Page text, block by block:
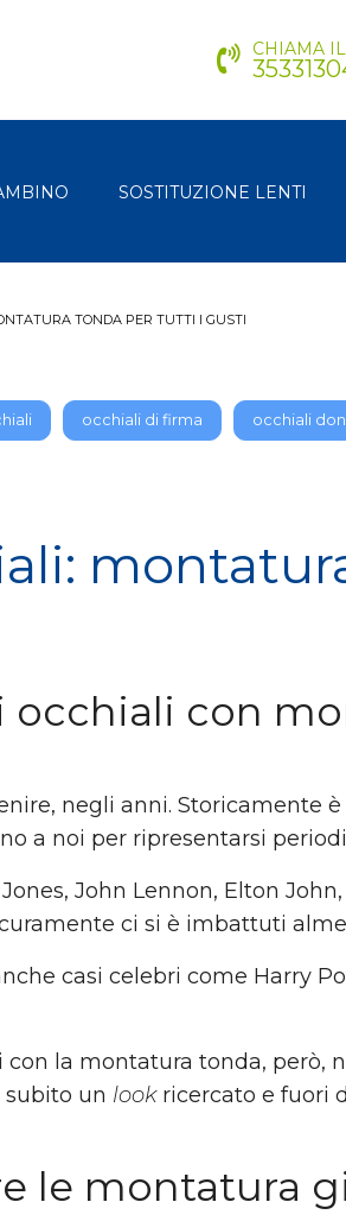
CHIAMA
SOSTITUZIONE LENTI
TONDA PER TUTTI I GUSTI
occhiali di firma occhiali
occhiali con
negli anni. Storicamente
a noi per ripresentarsi
John Lennon, Elton
ci si è imbattuti
casi celebri come Harry
la montatura tonda, però,
un look ricercato e fuori
le montatura